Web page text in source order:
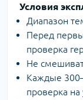
Условия
Диапазон
Перед
проверка
Не
Каждые
проверка